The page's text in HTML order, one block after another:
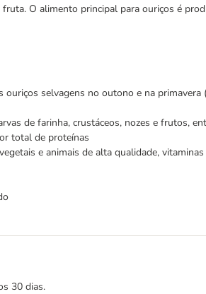
fruta. O alimento principal para ouriços é
ouriços selvagens no outono e na primavera
de farinha, crustáceos, nozes e frutos,
total de proteínas
e animais de alta qualidade, vitaminas
30 dias.